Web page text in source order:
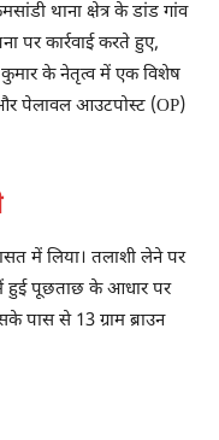
थाना क्षेत्र के डांड गांव
पर कार्रवाई करते हुए,
के नेतृत्व में एक विशेष
पेलावल आउटपोस्ट (OP)
में लिया। तलाशी लेने पर
में हुई पूछताछ के आधार पर
पास से 13 ग्राम ब्राउन